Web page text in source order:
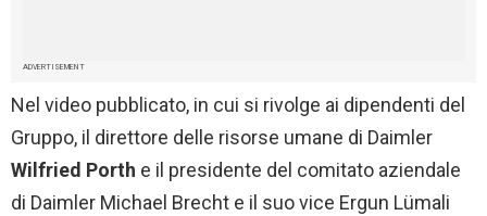
ADVERTISEMENT
Nel video pubblicato, in cui si rivolge ai dipendenti del
Gruppo, il direttore delle risorse umane di Daimler
Wilfried Porth e il presidente del comitato aziendale
di Daimler Michael Brecht e il suo vice Ergun Lümali